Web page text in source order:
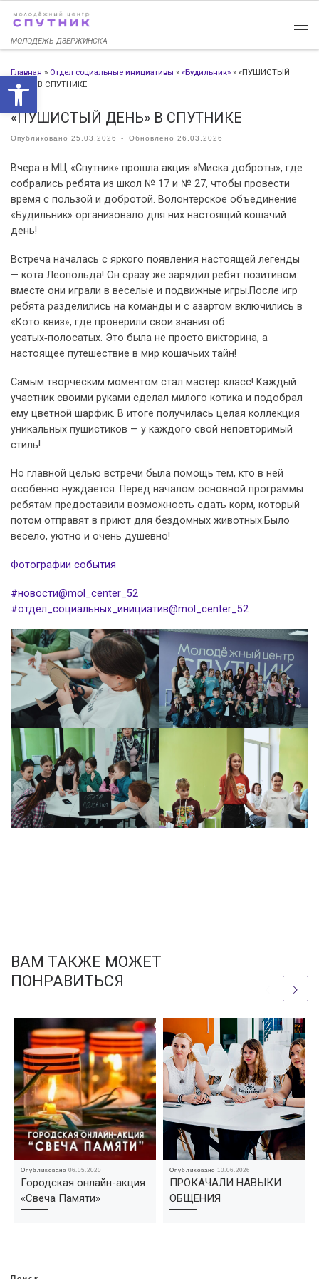
Открыть панель
Перейти к содержимому
МОЛОДЕЖЬ ДЗЕРЖИНСКА
Главная » Отдел социальные инициативы » «Будильник» » «ПУШИСТЫЙ
ДЕНЬ» В СПУТНИКЕ
«ПУШИСТЫЙ ДЕНЬ» В СПУТНИКЕ
Опубликовано 25.03.2026 - Обновлено 26.03.2026
Вчера в МЦ «Спутник» прошла акция «Миска доброты», где
собрались ребята из школ № 17 и № 27, чтобы провести
время с пользой и добротой. Волонтерское объединение
«Будильник» организовало для них настоящий кошачий
день!
Встреча началась с яркого появления настоящей легенды
— кота Леопольда! Он сразу же зарядил ребят позитивом:
вместе они играли в веселые и подвижные игры.После игр
ребята разделились на команды и с азартом включились в
«Кото‑квиз», где проверили свои знания об
усатых‑полосатых. Это была не просто викторина, а
настоящее путешествие в мир кошачьих тайн!
Самым творческим моментом стал мастер‑класс! Каждый
участник своими руками сделал милого котика и подобрал
ему цветной шарфик. В итоге получилась целая коллекция
уникальных пушистиков — у каждого свой неповторимый
стиль!
Но главной целью встречи была помощь тем, кто в ней
особенно нуждается. Перед началом основной программы
ребятам предоставили возможность сдать корм, который
потом отправят в приют для бездомных животных.Было
весело, уютно и очень душевно!
Фотографии события
#новости@mol_center_52
#отдел_социальных_инициатив@mol_center_52
ВАМ ТАКЖЕ МОЖЕТ
ПОНРАВИТЬСЯ
Опубликовано06.05.2020
Городская онлайн-акция
«Свеча Памяти»
Опубликовано10.06.2026
ПРОКАЧАЛИ НАВЫКИ
ОБЩЕНИЯ